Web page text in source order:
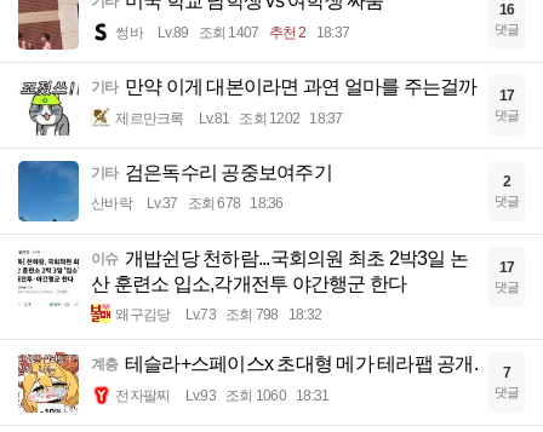
썽바 Lv.89 조회 1407 추천 2 18:37
16
댓글
기타 만약 이게 대본이라면 과연 얼마를 주는걸까
제르만크록 Lv.81 조회 1202 18:37
17
댓글
기타 검은독수리 공중보여주기
산바락 Lv.37 조회 678 18:36
2
댓글
이슈 개밥쉰당 천하람...국회의원 최초 2박3일 논
산 훈련소 입소,각개전투 야간행군 한다
왜구김당 Lv.73 조회 798 18:32
17
댓글
계층 테슬라+스페이스x 초대형 메가 테라팹 공개.
전자팔찌 Lv.93 조회 1060 18:31
7
댓글